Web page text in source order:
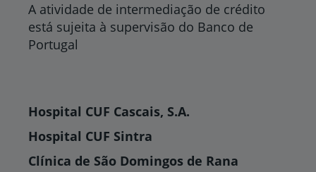
A atividade de intermediação de crédito
está sujeita à supervisão do Banco de
Portugal
Hospital CUF Cascais, S.A.
Hospital CUF Sintra
Clínica de São Domingos de Rana